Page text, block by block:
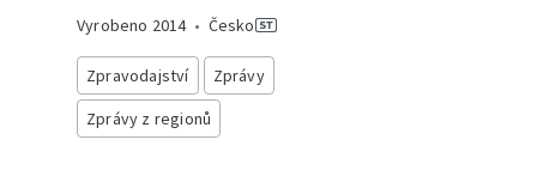
Vyrobeno 2014• Česko
Zpravodajství
Zprávy
Zprávy z regionů